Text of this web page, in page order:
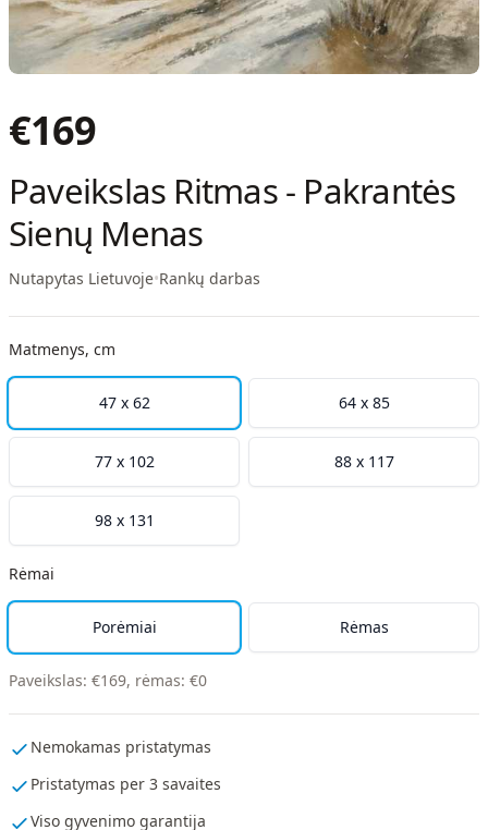
€169
Paveikslas Ritmas - Pakrantės
Sienų Menas
Nutapytas Lietuvoje•Rankų darbas
Matmenys, cm
47 x 62 64 x 85
77 x 102 88 x 117
98 x 131
Rėmai
Porėmiai Rėmas
Paveikslas: €169, rėmas: €0
Nemokamas pristatymas
Pristatymas per 3 savaites
Viso gyvenimo garantija